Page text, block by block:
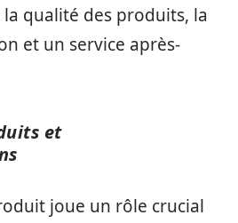
qualité des produits, la
et un service après-
et
joue un rôle crucial